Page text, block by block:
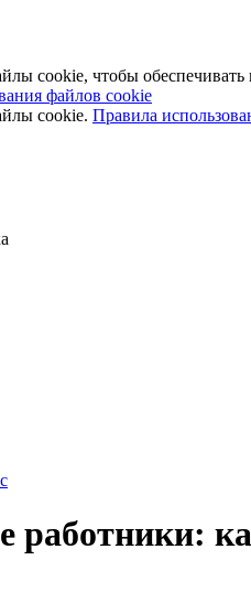
cookie, чтобы обеспечивать
файлов cookie
cookie. Правила
работники: